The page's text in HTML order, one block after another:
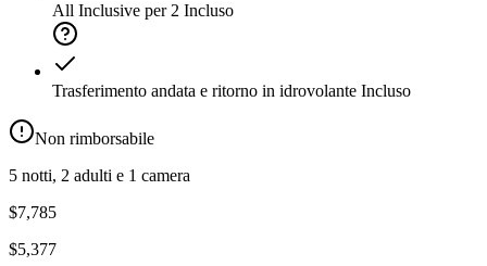
All Inclusive per 2 Incluso
Trasferimento andata e ritorno in idrovolante Incluso
Non rimborsabile
5 notti, 2 adulti e 1 camera
$7,785
$5,377